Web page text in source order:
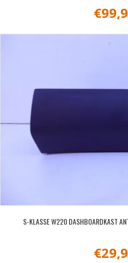
€
S-KLASSE W220 DASHBOARDKAST
€